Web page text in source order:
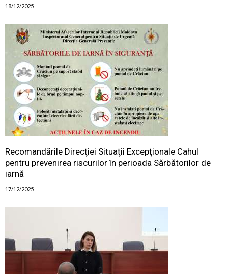
18/12/2025
Recomandările Direcţiei Situaţii Excepţionale Cahul
pentru prevenirea riscurilor în perioada Sărbătorilor de
iarnă
17/12/2025